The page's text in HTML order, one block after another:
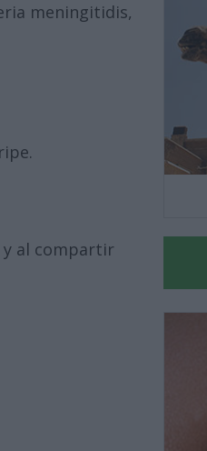
meningitidis,
y al compartir